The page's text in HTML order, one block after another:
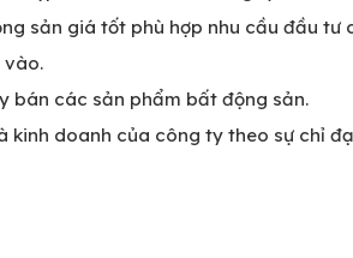
sản giá tốt phù hợp nhu cầu đầu tư
vào.
bán các sản phẩm bất động sản.
kinh doanh của công ty theo sự chỉ